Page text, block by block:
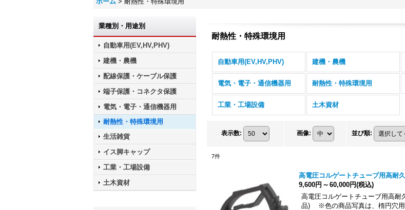
業種別・用途別
自動車用(EV,HV,PHV)
建機・農機
配線保護・ケーブル保護
端子保護・コネクタ保護
電気・電子・通信機器用
耐熱性・特殊環境用
生活雑貨
イス脚キャップ
工業・工場設備
土木資材
耐熱性・特殊環境用
自動車用(EV,HV,PHV) 建機・農機
電気・電子・通信機器用 耐熱性・特殊環境用
工業・工場設備 土木資材
表示数: 画像: 並び順:
7件
高電圧コルゲートチューブ用高耐
9,600円 ～ 60,000円(税込)
高電圧コルゲートチューブ用高耐
品) ※色の商品写真は、楕円穴